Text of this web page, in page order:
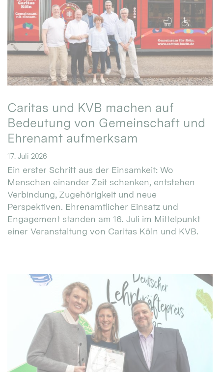
Caritas und KVB machen auf
Bedeutung von Gemeinschaft und
Ehrenamt aufmerksam
17. Juli 2026
Ein erster Schritt aus der Einsamkeit: Wo
Menschen einander Zeit schenken, entstehen
Verbindung, Zugehörigkeit und neue
Perspektiven. Ehrenamtlicher Einsatz und
Engagement standen am 16. Juli im Mittelpunkt
einer Veranstaltung von Caritas Köln und KVB.